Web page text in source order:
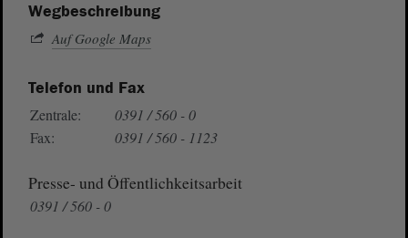
Wegbeschreibung
Auf Google Maps
Telefon und Fax
Zentrale:
0391 / 560 - 0
Fax:
0391 / 560 - 1123
Presse- und Öffentlichkeitsarbeit
0391 / 560 - 0